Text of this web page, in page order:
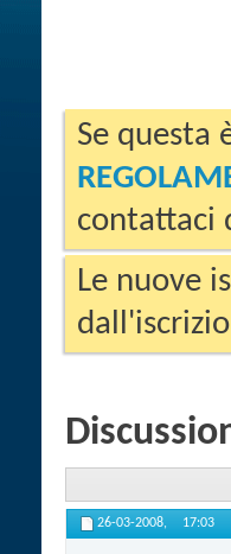
Se questa
contattaci
Le nuove
26-03-2008, 17:03